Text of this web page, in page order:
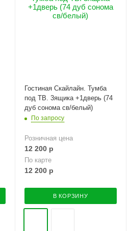
Гостиная Скайлайн. Тумба
под ТВ. 3ящика +1дверь (74
дуб сонома св/белый)
По запросу
Розничная цена
12 200р
По карте
12 200р
В КОРЗИНУ